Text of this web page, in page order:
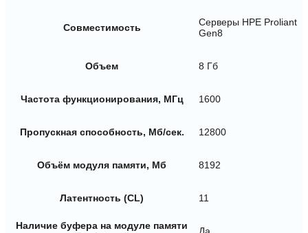
Совместимость
Серверы HPE Proliant
Gen8
Объем 8 Гб
Частота функционирования, МГц 1600
Пропускная способность, Мб/сек. 12800
Объём модуля памяти, Мб 8192
Латентность (CL) 11
Наличие буфера на модуле памяти